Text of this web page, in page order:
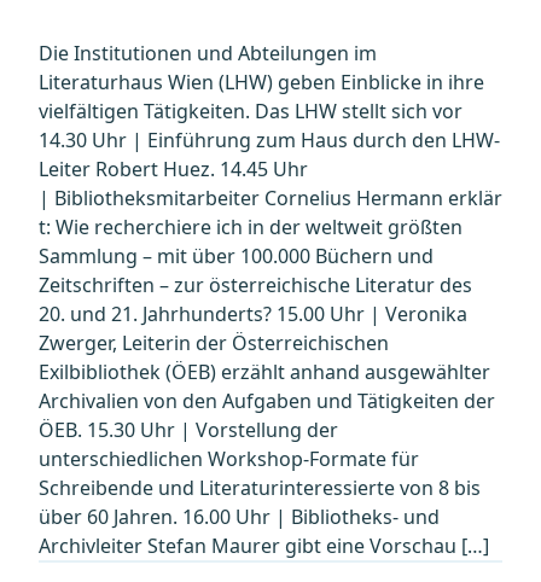
Die Institutionen und Abteilungen im
Literaturhaus Wien (LHW) geben Einblicke in ihre
vielfältigen Tätigkeiten. Das LHW stellt sich vor
14.30 Uhr | Einführung zum Haus durch den LHW-
Leiter Robert Huez. 14.45 Uhr
| Bibliotheksmitarbeiter Cornelius Hermann erklär
t: Wie recherchiere ich in der weltweit größten
Sammlung – mit über 100.000 Büchern und
Zeitschriften – zur österreichische Literatur des
20. und 21. Jahrhunderts? 15.00 Uhr | Veronika
Zwerger, Leiterin der Österreichischen
Exilbibliothek (ÖEB) erzählt anhand ausgewählter
Archivalien von den Aufgaben und Tätigkeiten der
ÖEB. 15.30 Uhr | Vorstellung der
unterschiedlichen Workshop-Formate für
Schreibende und Literaturinteressierte von 8 bis
über 60 Jahren. 16.00 Uhr | Bibliotheks- und
Archivleiter Stefan Maurer gibt eine Vorschau […]